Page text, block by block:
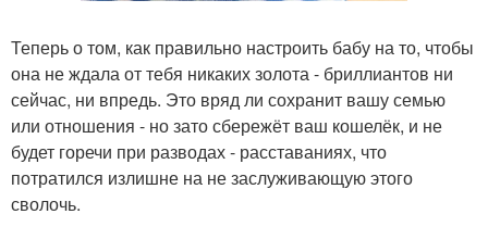
Теперь о том, как правильно настроить бабу на то, чтобы
она не ждала от тебя никаких золота - бриллиантов ни
сейчас, ни впредь. Это вряд ли сохранит вашу семью
или отношения - но зато сбережёт ваш кошелёк, и не
будет горечи при разводах - расставаниях, что
потратился излишне на не заслуживающую этого
сволочь.